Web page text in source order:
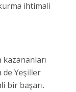
ihtimali
Yeşiller
bir başarı.